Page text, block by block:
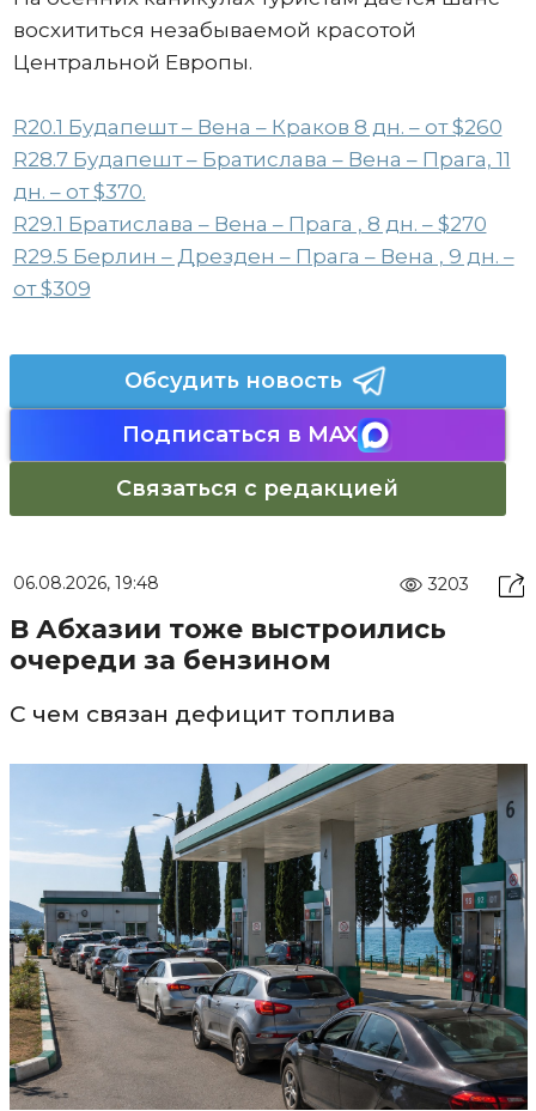
восхититься незабываемой красотой
Центральной Европы.
R20.1 Будапешт – Вена – Краков 8 дн. – от $260
R28.7 Будапешт – Братислава – Вена – Прага, 11
дн. – от $370.
R29.1 Братислава – Вена – Прага , 8 дн. – $270
R29.5 Берлин – Дрезден – Прага – Вена , 9 дн. –
от $309
Обсудить новость
Подписаться в MAX
Связаться с редакцией
06.08.2026, 19:48 3203
В Абхазии тоже выстроились
очереди за бензином
С чем связан дефицит топлива